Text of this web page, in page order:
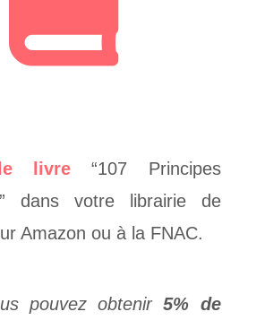
livre
“107 Principes
dans votre librairie de
Amazon ou à la FNAC.
pouvez obtenir5% de